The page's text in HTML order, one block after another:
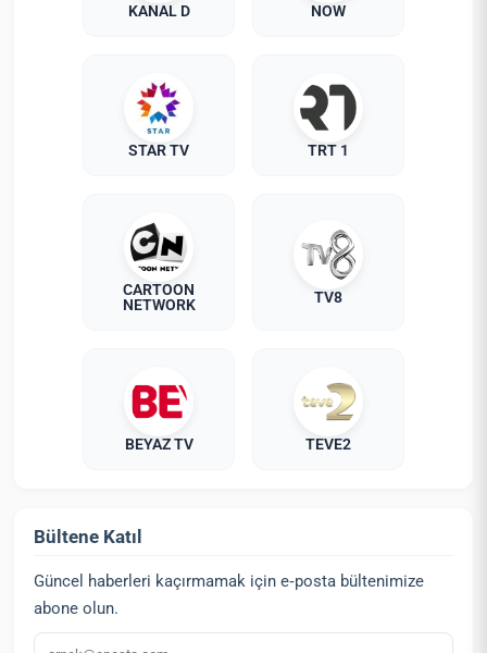
KANAL D NOW
STAR TV TRT 1
CARTOON
NETWORK
TV8
BEYAZ TV TEVE2
Bültene Katıl
Güncel haberleri kaçırmamak için e‑posta bültenimize
abone olun.
E‑posta